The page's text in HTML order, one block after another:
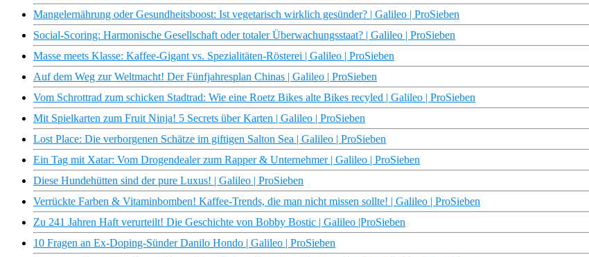
Mangelernährung oder Gesundheitsboost: Ist vegetarisch wirklich gesünder? | Galileo | ProSieben
Social-Scoring: Harmonische Gesellschaft oder totaler Überwachungsstaat? | Galileo | ProSieben
Masse meets Klasse: Kaffee-Gigant vs. Spezialitäten-Rösterei | Galileo | ProSieben
Auf dem Weg zur Weltmacht! Der Fünfjahresplan Chinas | Galileo | ProSieben
Vom Schrottrad zum schicken Stadtrad: Wie eine Roetz Bikes alte Bikes recyled | Galileo | ProSieben
Mit Spielkarten zum Fruit Ninja! 5 Secrets über Karten | Galileo | ProSieben
Lost Place: Die verborgenen Schätze im giftigen Salton Sea | Galileo | ProSieben
Ein Tag mit Xatar: Vom Drogendealer zum Rapper & Unternehmer | Galileo | ProSieben
Diese Hundehütten sind der pure Luxus! | Galileo | ProSieben
Verrückte Farben & Vitaminbomben! Kaffee-Trends, die man nicht missen sollte! | Galileo | ProSieben
Zu 241 Jahren Haft verurteilt! Die Geschichte von Bobby Bostic | Galileo |ProSieben
10 Fragen an Ex-Doping-Sünder Danilo Hondo | Galileo | ProSieben